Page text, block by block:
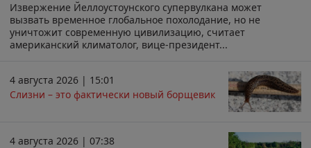
Извержение Йеллоустоунского супервулкана может
вызвать временное глобальное похолодание, но не
уничтожит современную цивилизацию, считает
американский климатолог, вице-президент...
4 августа 2026 | 15:01
Слизни – это фактически новый борщевик
4 августа 2026 | 07:38